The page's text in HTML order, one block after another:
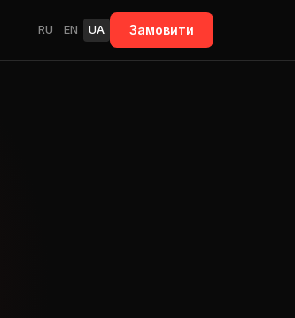
RU EN UA Замовити